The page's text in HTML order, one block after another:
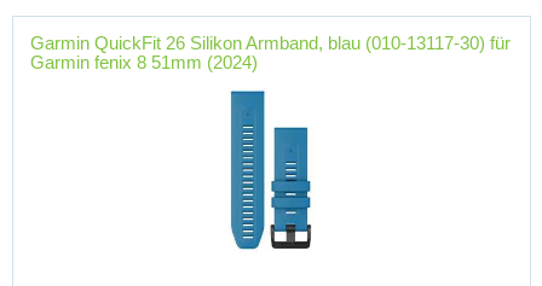
Garmin QuickFit 26 Silikon Armband, blau (010-13117-30) für
Garmin fenix 8 51mm (2024)